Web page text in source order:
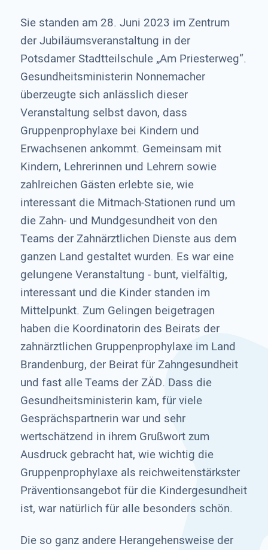
Sie standen am 28. Juni 2023 im Zentrum
der Jubiläumsveranstaltung in der
Potsdamer Stadtteilschule „Am Priesterweg“.
Gesundheitsministerin Nonnemacher
überzeugte sich anlässlich dieser
Veranstaltung selbst davon, dass
Gruppenprophylaxe bei Kindern und
Erwachsenen ankommt. Gemeinsam mit
Kindern, Lehrerinnen und Lehrern sowie
zahlreichen Gästen erlebte sie, wie
interessant die Mitmach-Stationen rund um
die Zahn- und Mundgesundheit von den
Teams der Zahnärztlichen Dienste aus dem
ganzen Land gestaltet wurden. Es war eine
gelungene Veranstaltung - bunt, vielfältig,
interessant und die Kinder standen im
Mittelpunkt. Zum Gelingen beigetragen
haben die Koordinatorin des Beirats der
zahnärztlichen Gruppenprophylaxe im Land
Brandenburg, der Beirat für Zahngesundheit
und fast alle Teams der ZÄD. Dass die
Gesundheitsministerin kam, für viele
Gesprächspartnerin war und sehr
wertschätzend in ihrem Grußwort zum
Ausdruck gebracht hat, wie wichtig die
Gruppenprophylaxe als reichweitenstärkster
Präventionsangebot für die Kindergesundheit
ist, war natürlich für alle besonders schön.
Die so ganz andere Herangehensweise der